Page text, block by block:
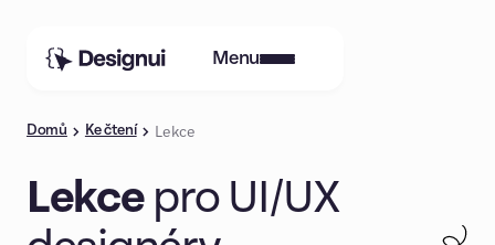
Menu
Domů Ke čtení Lekce
Lekcepro UI/UX